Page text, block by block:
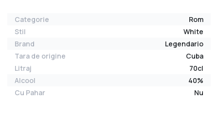
Categorie
Rom
Stil
White
Brand
Legendario
Tara de origine
Cuba
Litraj
70cl
Alcool
40%
Cu Pahar
Nu